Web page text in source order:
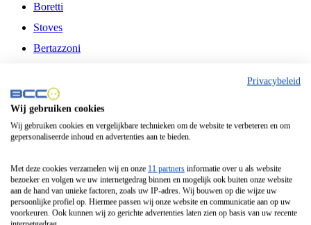
Boretti
Stoves
Bertazzoni
Fitelli
Airfryer
Frituurpan
Contactgrill
Broodbakmachine
Broodrooster
Privacybeleid
Wij gebruiken cookies
Wij gebruiken cookies en vergelijkbare technieken om de website te verbeteren en om
gepersonaliseerde inhoud en advertenties aan te bieden.
Met deze cookies verzamelen wij en onze 11 partners informatie over u als website
bezoeker en volgen we uw internetgedrag binnen en mogelijk ook buiten onze website
aan de hand van unieke factoren, zoals uw IP-adres. Wij bouwen op die wijze uw
persoonlijke profiel op. Hiermee passen wij onze website en communicatie aan op uw
voorkeuren. Ook kunnen wij zo gerichte advertenties laten zien op basis van uw recente